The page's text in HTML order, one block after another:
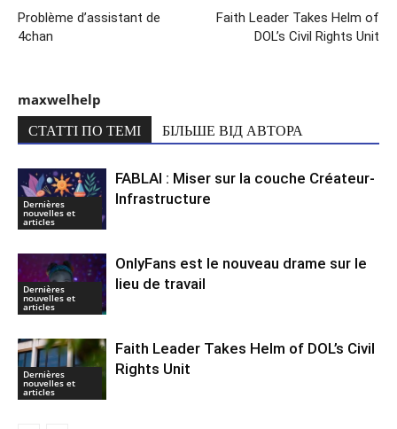
Problème d’assistant de
4chan
Faith Leader Takes Helm of
DOL’s Civil Rights Unit
maxwelhelp
СТАТТІ ПО ТЕМІ БІЛЬШЕ ВІД АВТОРА
Dernières
nouvelles et
articles
FABLAI : Miser sur la couche Créateur-
Infrastructure
Dernières
nouvelles et
articles
OnlyFans est le nouveau drame sur le
lieu de travail
Dernières
nouvelles et
articles
Faith Leader Takes Helm of DOL’s Civil
Rights Unit